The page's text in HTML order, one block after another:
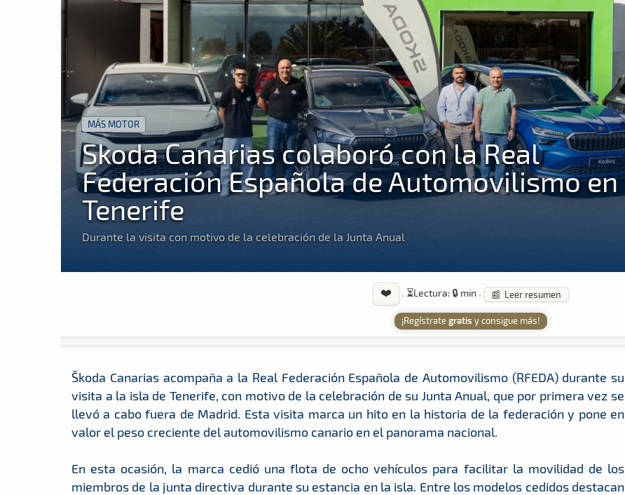
MÁS MOTOR
Skoda Canarias colaboró con la Real
Federación Española de Automovilismo en
Tenerife
Durante la visita con motivo de la celebración de la Junta Anual
❤️ · ⏳Lectura: 🔒 min · 📰 Leer resumen
¡Regístrategratis y consigue más!
Škoda Canarias acompaña a la Real Federación Española de Automovilismo (RFEDA) durante su
visita a la isla de Tenerife, con motivo de la celebración de su Junta Anual, que por primera vez se
llevó a cabo fuera de Madrid. Esta visita marca un hito en la historia de la federación y pone en
valor el peso creciente del automovilismo canario en el panorama nacional.
En esta ocasión, la marca cedió una flota de ocho vehículos para facilitar la movilidad de los
miembros de la junta directiva durante su estancia en la isla. Entre los modelos cedidos destacan